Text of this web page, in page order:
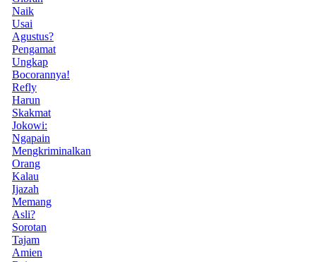
Naik
Usai
Agustus?
Pengamat
Ungkap
Bocorannya!
Refly
Harun
Skakmat
Jokowi:
Ngapain
Mengkriminalkan
Orang
Kalau
Ijazah
Memang
Asli?
Sorotan
Tajam
Amien